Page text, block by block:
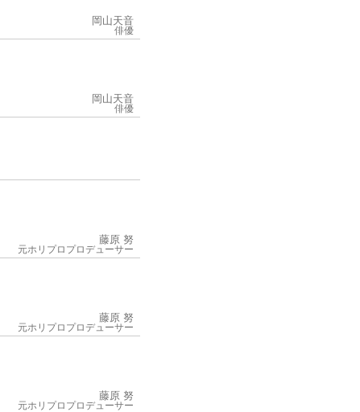
岡山天音
俳優
岡山天音
俳優
藤原 努
元ホリプロプロデューサー
藤原 努
元ホリプロプロデューサー
藤原 努
元ホリプロプロデューサー